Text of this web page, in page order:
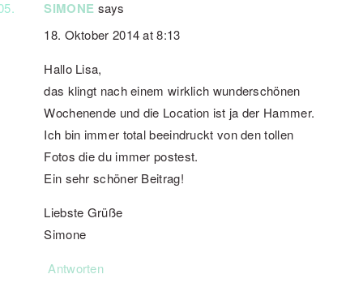
SIMONE says
18. Oktober 2014 at 8:13
Hallo Lisa,
das klingt nach einem wirklich wunderschönen
Wochenende und die Location ist ja der Hammer.
Ich bin immer total beeindruckt von den tollen
Fotos die du immer postest.
Ein sehr schöner Beitrag!
Liebste Grüße
Simone
Antworten